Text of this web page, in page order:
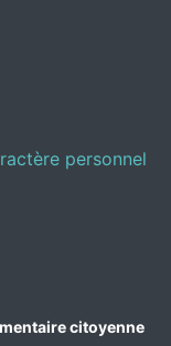
personnel
citoyenne